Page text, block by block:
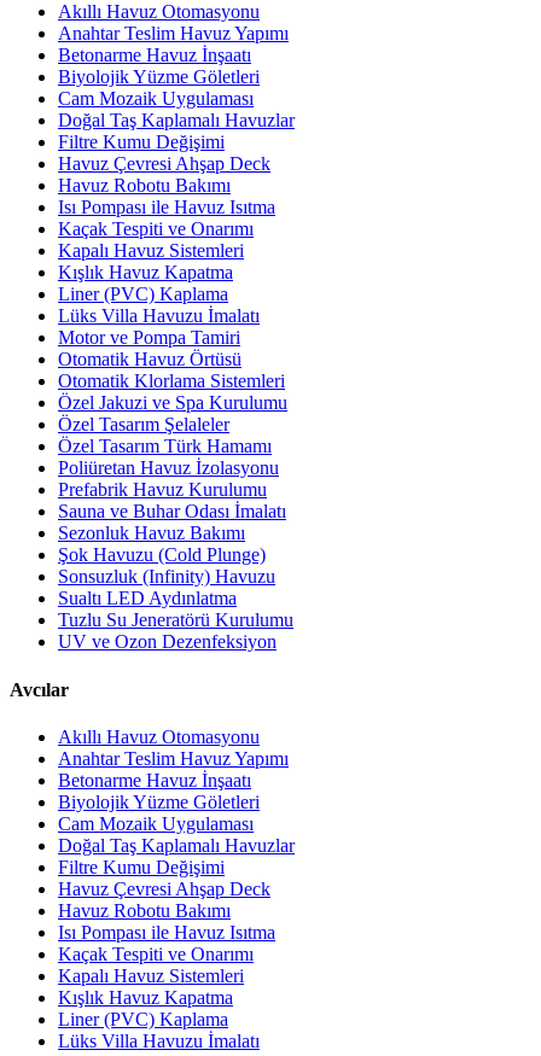
Akıllı Havuz Otomasyonu
Anahtar Teslim Havuz Yapımı
Betonarme Havuz İnşaatı
Biyolojik Yüzme Göletleri
Cam Mozaik Uygulaması
Doğal Taş Kaplamalı Havuzlar
Filtre Kumu Değişimi
Havuz Çevresi Ahşap Deck
Havuz Robotu Bakımı
Isı Pompası ile Havuz Isıtma
Kaçak Tespiti ve Onarımı
Kapalı Havuz Sistemleri
Kışlık Havuz Kapatma
Liner (PVC) Kaplama
Lüks Villa Havuzu İmalatı
Motor ve Pompa Tamiri
Otomatik Havuz Örtüsü
Otomatik Klorlama Sistemleri
Özel Jakuzi ve Spa Kurulumu
Özel Tasarım Şelaleler
Özel Tasarım Türk Hamamı
Poliüretan Havuz İzolasyonu
Prefabrik Havuz Kurulumu
Sauna ve Buhar Odası İmalatı
Sezonluk Havuz Bakımı
Şok Havuzu (Cold Plunge)
Sonsuzluk (Infinity) Havuzu
Sualtı LED Aydınlatma
Tuzlu Su Jeneratörü Kurulumu
UV ve Ozon Dezenfeksiyon
Avcılar
Akıllı Havuz Otomasyonu
Anahtar Teslim Havuz Yapımı
Betonarme Havuz İnşaatı
Biyolojik Yüzme Göletleri
Cam Mozaik Uygulaması
Doğal Taş Kaplamalı Havuzlar
Filtre Kumu Değişimi
Havuz Çevresi Ahşap Deck
Havuz Robotu Bakımı
Isı Pompası ile Havuz Isıtma
Kaçak Tespiti ve Onarımı
Kapalı Havuz Sistemleri
Kışlık Havuz Kapatma
Liner (PVC) Kaplama
Lüks Villa Havuzu İmalatı